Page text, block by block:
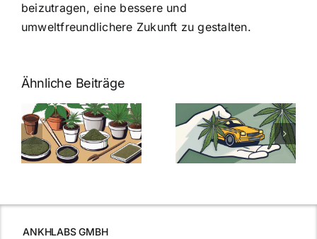
beizutragen, eine bessere und
umweltfreundlichere Zukunft zu gestalten.
Ähnliche Beiträge
Neue THC-
Grenzwert-
Regelung:
Was Sie über
Cannabis und
müssen
Cannabis
Samen
kaufen: Alles
was Sie
ANKHLABS GMBH